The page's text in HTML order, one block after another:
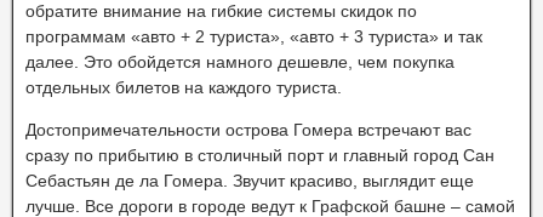
обратите внимание на гибкие системы скидок по
программам «авто + 2 туриста», «авто + 3 туриста» и так
далее. Это обойдется намного дешевле, чем покупка
отдельных билетов на каждого туриста.
Достопримечательности острова Гомера встречают вас
сразу по прибытию в столичный порт и главный город Сан
Себастьян де ла Гомера. Звучит красиво, выглядит еще
лучше. Все дороги в городе ведут к Графской башне – самой